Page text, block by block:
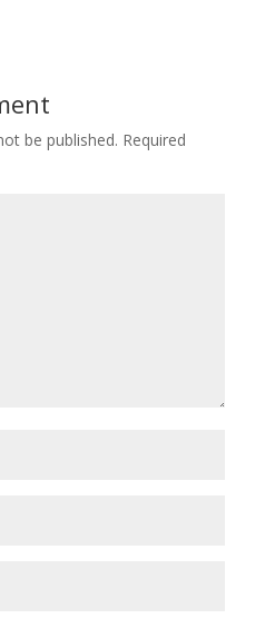
be published. Required